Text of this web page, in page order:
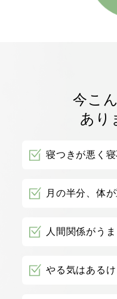
今こ
あり
寝つきが悪く
月の半分、体
人間関係がう
やる気はある